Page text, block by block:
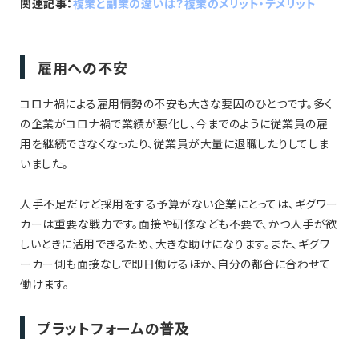
雇用への不安
コロナ禍による雇用情勢の不安も大きな要因のひとつです。多く
の企業がコロナ禍で業績が悪化し、今までのように従業員の雇
用を継続できなくなったり、従業員が大量に退職したりしてしま
いました。
人手不足だけど採用をする予算がない企業にとっては、ギグワー
カーは重要な戦力です。面接や研修なども不要で、かつ人手が欲
しいときに活用できるため、大きな助けになります。また、ギグワ
ーカー側も面接なしで即日働けるほか、自分の都合に合わせて
働けます。
プラットフォームの普及